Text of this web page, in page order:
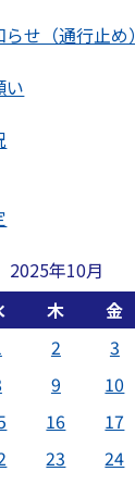
せ（通行止め）
い
2025年10月
木 金
2 3
9 10
16 17
23 24